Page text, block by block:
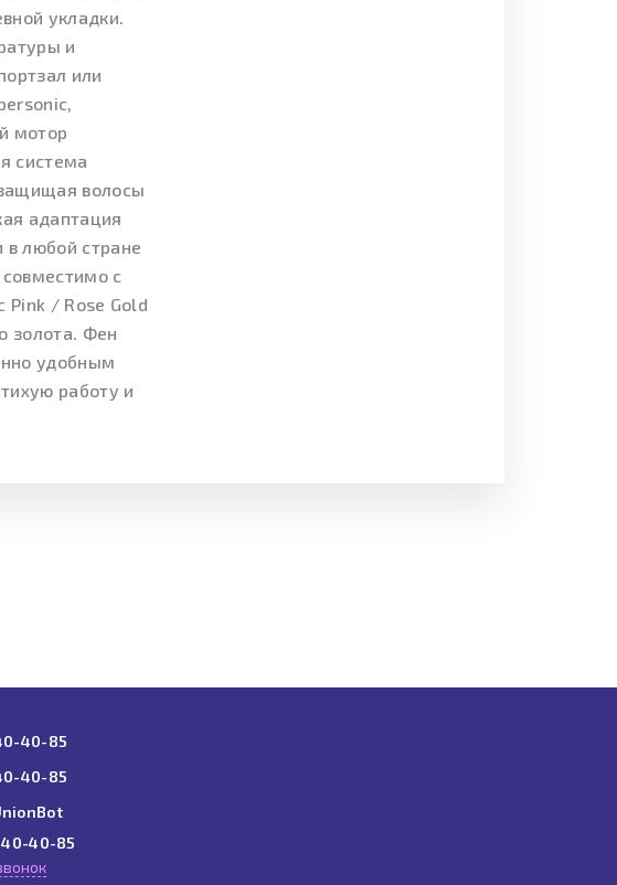
укладки.
и
или
мотор
система
волосы
адаптация
в любой стране
с
Pink / Rose Gold
золота. Фен
удобным
работу и
40-85
40-85
40-40-85